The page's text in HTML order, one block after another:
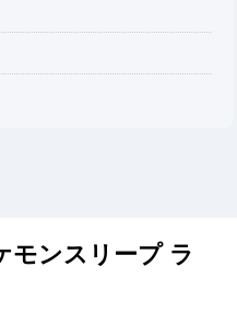
モンスリープ ラ